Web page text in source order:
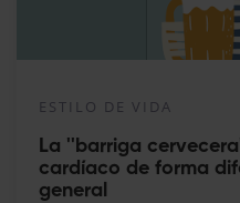
ESTILO DE VIDA
La ''barriga
cardíaco de forma
general